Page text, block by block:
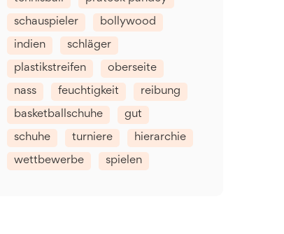
schauspieler bollywood
indien schläger
plastikstreifen oberseite
nass feuchtigkeit reibung
basketballschuhe gut
schuhe turniere hierarchie
wettbewerbe spielen